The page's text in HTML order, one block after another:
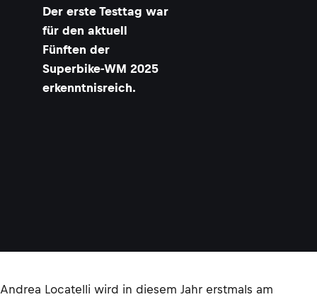
Der erste Testtag war
für den aktuell
Fünften der
Superbike-WM 2025
erkenntnisreich.
Andrea Locatelli wird in diesem Jahr erstmals am